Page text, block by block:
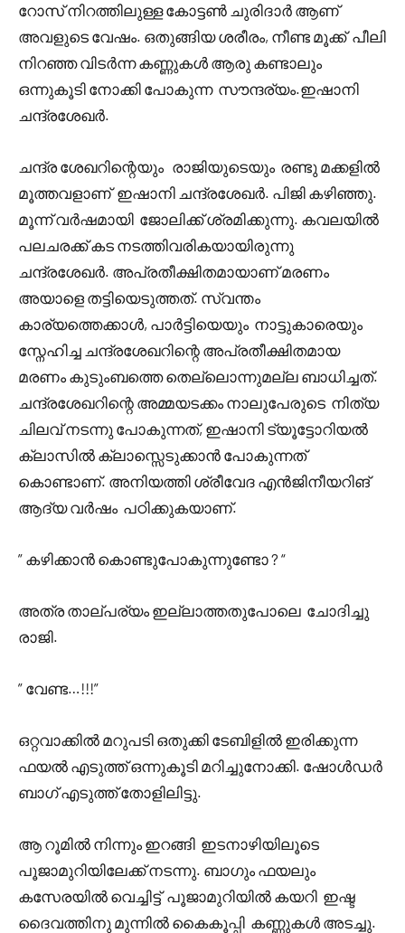
റോസ് നിറത്തിലുള്ള കോട്ടൺ ചുരിദാർ ആണ്
അവളുടെ വേഷം. ഒതുങ്ങിയ ശരീരം, നീണ്ട മൂക്ക് പീലി
നിറഞ്ഞ വിടർന്ന കണ്ണുകൾ ആരു കണ്ടാലും
ഒന്നുകൂടി നോക്കി പോകുന്ന സൗന്ദര്യം.ഇഷാനി
ചന്ദ്രശേഖർ.
ചന്ദ്ര ശേഖറിന്റെയും രാജിയുടെയും രണ്ടു മക്കളിൽ
മൂത്തവളാണ് ഇഷാനി ചന്ദ്രശേഖർ. പിജി കഴിഞ്ഞു.
മൂന്ന് വർഷമായി ജോലിക്ക് ശ്രമിക്കുന്നു. കവലയിൽ
പലചരക്ക് കട നടത്തിവരികയായിരുന്നു
ചന്ദ്രശേഖർ. അപ്രതീക്ഷിതമായാണ് മരണം
അയാളെ തട്ടിയെടുത്തത്. സ്വന്തം
കാര്യത്തെക്കാൾ, പാർട്ടിയെയും നാട്ടുകാരെയും
സ്നേഹിച്ച ചന്ദ്രശേഖറിന്റെ അപ്രതീക്ഷിതമായ
മരണം കുടുംബത്തെ തെല്ലൊന്നുമല്ല ബാധിച്ചത്.
ചന്ദ്രശേഖറിന്റെ അമ്മയടക്കം നാലുപേരുടെ നിത്യ
ചിലവ് നടന്നു പോകുന്നത്, ഇഷാനി ട്യൂട്ടോറിയൽ
ക്ലാസിൽ ക്ലാസ്സെടുക്കാൻ പോകുന്നത്
കൊണ്ടാണ്. അനിയത്തി ശ്രീവേദ എൻജിനീയറിങ്
ആദ്യ വർഷം പഠിക്കുകയാണ്.
” കഴിക്കാൻ കൊണ്ടുപോകുന്നുണ്ടോ ? “
അത്ര താല്പര്യം ഇല്ലാത്തതുപോലെ ചോദിച്ചു
രാജി.
” വേണ്ട…!!!”
ഒറ്റവാക്കിൽ മറുപടി ഒതുക്കി ടേബിളിൽ ഇരിക്കുന്ന
ഫയൽ എടുത്ത് ഒന്നുകൂടി മറിച്ചുനോക്കി. ഷോൾഡർ
ബാഗ് എടുത്ത് തോളിലിട്ടു.
ആ റൂമിൽ നിന്നും ഇറങ്ങി ഇടനാഴിയിലൂടെ
പൂജാമുറിയിലേക്ക് നടന്നു. ബാഗും ഫയലും
കസേരയിൽ വെച്ചിട്ട് പൂജാമുറിയിൽ കയറി ഇഷ്ട
ദൈവത്തിനു മുന്നിൽ കൈകൂപ്പി കണ്ണുകൾ അടച്ചു.